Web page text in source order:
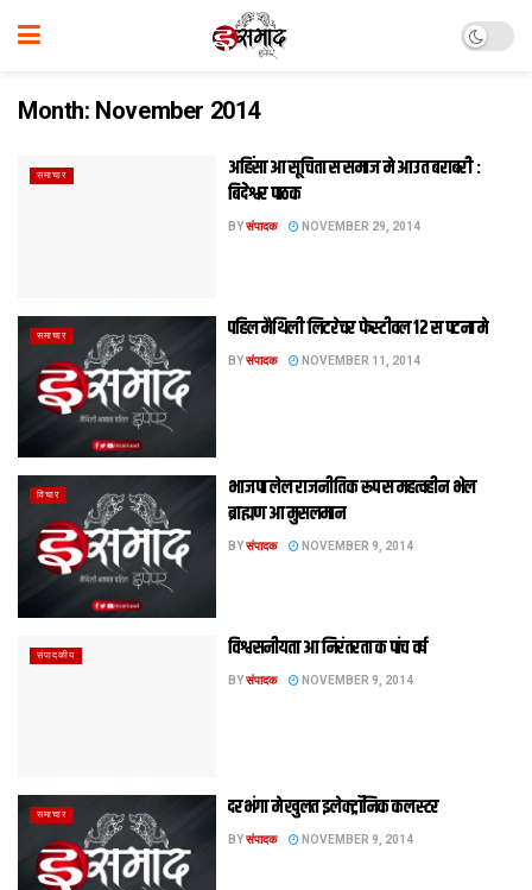
Month: November 2014
समाचार
अहिंसा आ सूचिता स समाज मे आउत बराबरी :
बिंदेश्वर पाठक
BYसंपादक NOVEMBER 29, 2014
समाचार पहिल मैथिली लिटरेचर फेस्टीवल 12 स पटना मे
BYसंपादक NOVEMBER 11, 2014
विचार
भाजपा लेल राजनीतिक रूप स महत्वहीन भेल
ब्राह्मण आ मुसलमान
BYसंपादक NOVEMBER 9, 2014
संपादकीय विश्वसनीयता आ निरंतरता क पांच वर्ष
BYसंपादक NOVEMBER 9, 2014
समाचार दरभंगा मे खुलत इलेक्ट्रॉनिक कलस्टर
BYसंपादक NOVEMBER 9, 2014